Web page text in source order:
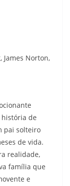
Norton,
de
pai solteiro
de vida.
realidade,
família que
e